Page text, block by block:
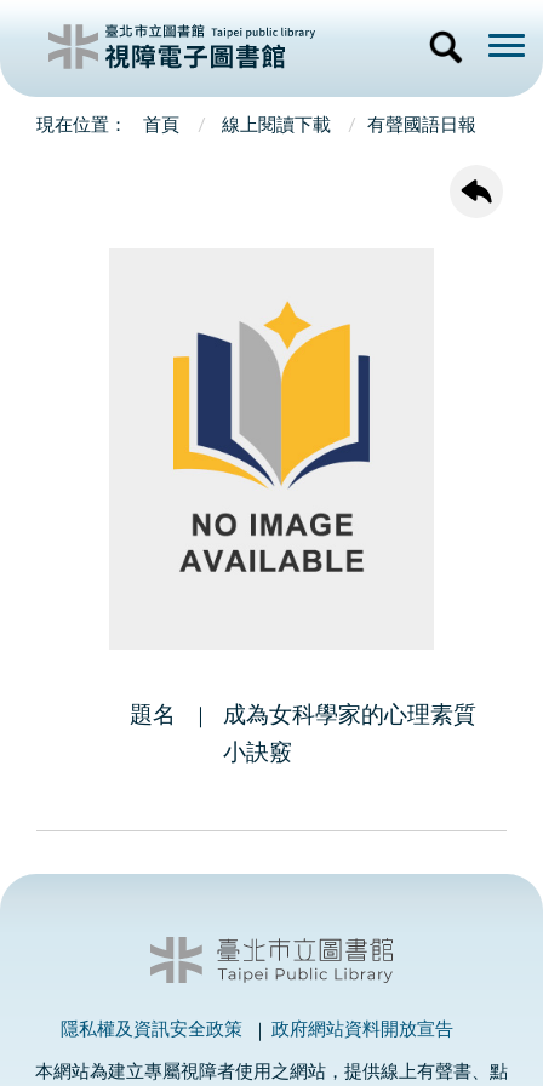
首頁 線上閱讀下載 有聲國語日報
題名
成為女科學家的心理素質
小訣竅
隱私權及資訊安全政策 政府網站資料開放宣告
本網站為建立專屬視障者使用之網站，提供線上有聲書、點